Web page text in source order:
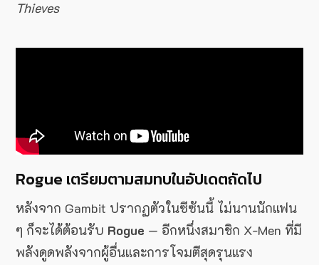
Thieves
Rogue เตรียมตามสมทบในอัปเดตถัดไป
หลังจาก Gambit ปรากฏตัวในซีซันนี้ ไม่นานนักแฟน
ๆ ก็จะได้ต้อนรับ Rogue — อีกหนึ่งสมาชิก X-Men ที่มี
พลังดูดพลังจากผู้อื่นและการโจมตีสุดรุนแรง